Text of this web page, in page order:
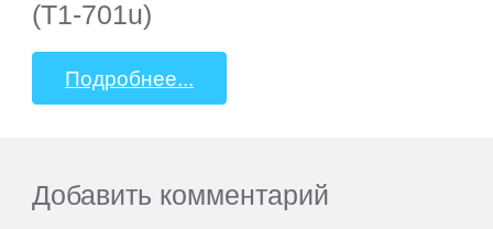
(T1-701u)
Подробнее...
Добавить комментарий